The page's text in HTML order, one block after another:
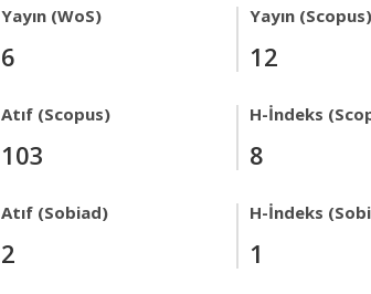
Yayın (WoS)
6
Yayın (Scopus)
12
Atıf (Scopus)
103
H-İndeks
8
Atıf (Sobiad)
2
H-İndeks
1